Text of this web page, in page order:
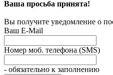
Ваша просьба принята!
Вы получите уведомление о
Ваш E-Mail
Номер моб. телефона (SMS)
- обязательно к заполнению